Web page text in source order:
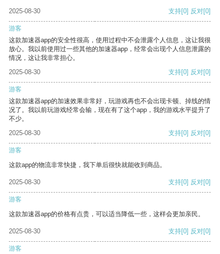
2025-08-30 支持[0] 反对[0]
游客
这款加速器app的安全性很高，使用过程中不会泄露个人信息，这让我很
放心。我以前使用过一些其他的加速器app，经常会出现个人信息泄露的
情况，这让我非常担心。
2025-08-30
支持[0] 反对[0]
游客
这款加速器app的加速效果非常好，玩游戏再也不会出现卡顿、掉线的情
况了。我以前玩游戏经常会输，现在有了这个app，我的游戏水平提升了
不少。
2025-08-30
支持[0] 反对[0]
游客
这款app的物流非常快捷，我下单后很快就能收到商品。
2025-08-30 支持[0] 反对[0]
游客
这款加速器app的价格有点贵，可以适当降低一些，这样会更加亲民。
2025-08-30 支持[0] 反对[0]
游客